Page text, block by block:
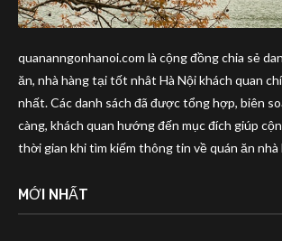
quananngonhanoi.com là cộng đồng chia sẻ
ăn, nhà hàng tại tốt nhât Hà Nội khách quan
nhất. Các danh sách đã được tổng hợp, biên
càng, khách quan hướng đến mục đích giúp
thời gian khi tìm kiếm thông tin về quán ăn nhà
MỚI NHẤT